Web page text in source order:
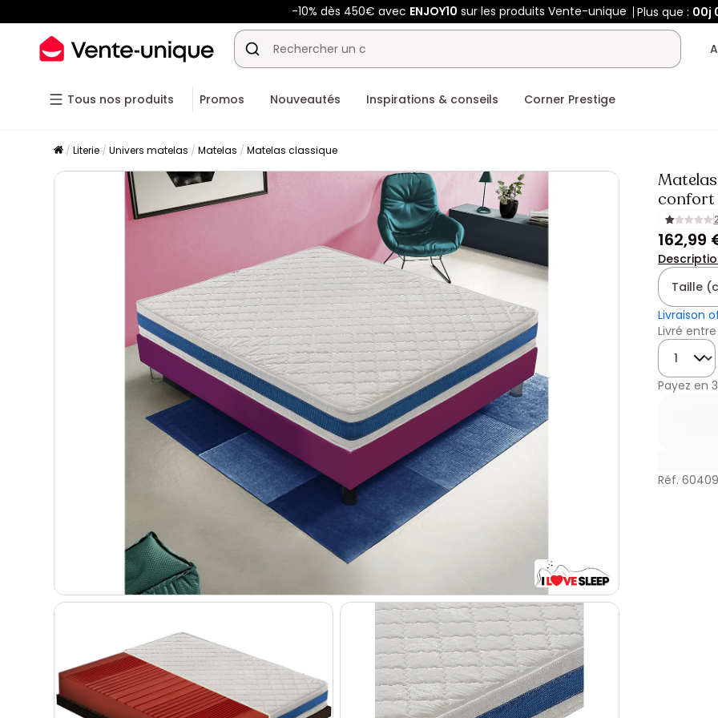
-10% dès 450€ avec ENJOY10 sur les produits Vente-unique Plus que : 00j
Tous nos produits Promos Nouveautés Inspirations & conseils Corner Prestige
Literie Univers matelas Matelas Matelas classique
confort
162,99
Taille
Livraison
Livré
Quantité
Payez en
Réf.